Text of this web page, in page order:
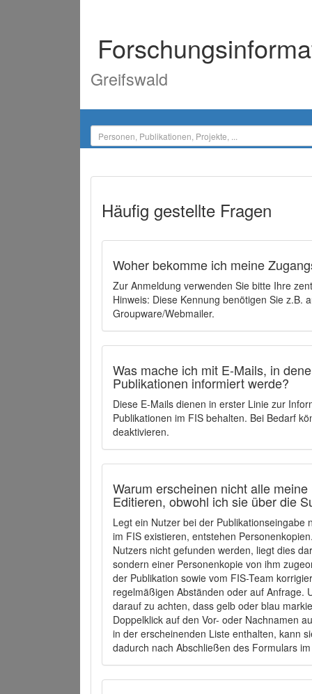
Greifswald
Häufig gestellte Fragen
Woher bekomme ich meine
Zur Anmeldung verwenden Sie bitte Ihre
Hinweis: Diese Kennung benötigen Sie z.B.
Groupware/Webmailer.
Was mache ich mit E-Mails, in
Publikationen informiert werde?
Diese E-Mails dienen in erster Linie zur
Publikationen im FIS behalten. Bei Bedarf
deaktivieren.
Warum erscheinen nicht alle
Editieren, obwohl ich sie über die
Legt ein Nutzer bei der
im FIS existieren, entstehen
Nutzers nicht gefunden werden, liegt dies
sondern einer Personenkopie von ihm
der Publikation sowie vom FIS-Team
regelmäßigen Abständen oder auf Anfrage.
darauf zu achten, dass gelb oder blau
Doppelklick auf den Vor- oder Nachnamen
in der erscheinenden Liste enthalten, kann
dadurch nach Abschließen des Formulars